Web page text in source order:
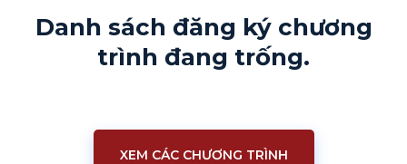
Danh sách đăng ký chương
trình đang trống.
XEM CÁC CHƯƠNG TRÌNH